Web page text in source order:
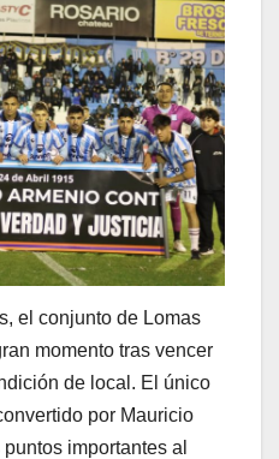
el conjunto de Lomas
momento tras vencer
de local. El único
por Mauricio
importantes al